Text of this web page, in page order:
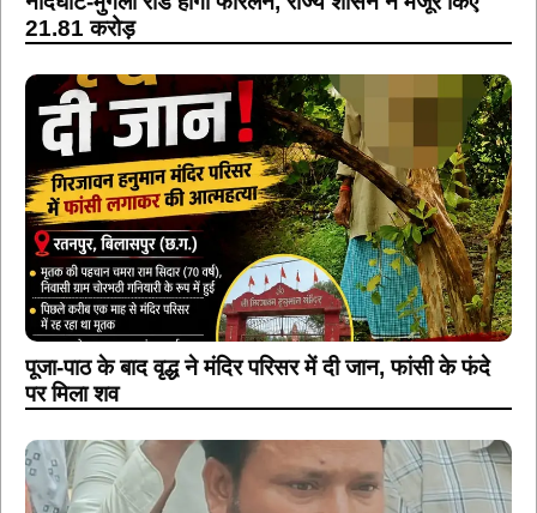
21.81 करोड़
पूजा-पाठ के बाद वृद्ध ने मंदिर परिसर में दी जान, फांसी के फंदे
पर मिला शव